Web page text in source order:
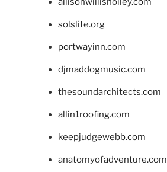
solslite.org
portwayinn.com
djmaddogmusic.com
thesoundarchitects.com
allin1roofing.com
keepjudgewebb.com
anatomyofadventure.com